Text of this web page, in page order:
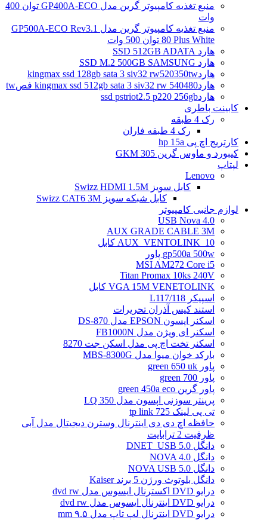
منبع تغذیه کامپیوتر گرین مدل GP400A-ECO توان 400
وات
منبع تغذیه کامپیوتر گرین مدل GP500A-ECO Rev3.1
80 Plus White توان 500 وات
هارد SSD 512GB ADATA
هارد SSD M.2 500GB SAMSUNG
هاردkingmax ssd 128gb sata 3 siv32 rw520350tw
هاردkingmax ssd 512gb sata 3 siv32 rw 540480 فصtw
هاردssd pstriot2.5 p220 256gb
کابینت باطری
رک 4 طبقه
رک 4 طبقه فاران
کارتریج اچ پی hp 15a
کیبورد و ماوس گرین GKM 305
لپتاپ
Lenovo
کابل سویز Swizz HDMI 1.5M
کابل شبکه سویز Swizz CAT6 3M
لوازم جانبی کامپیوتر
4.0 USB Nova
AUX GRADE CABLE 3M
AUX_VENTOLINK_10 کابل
gp500a 500w پاور
MSI AM272 Core i5
Titan Promax 10ks 240V
VGA 15M VENETOLINK کابل
اسپیکر L117/118
استند کیس آذران تحریرات
اسکنر اپسون EPSON مدل DS-870
اسکنر ای ویژن مدل FB1000N
اسکنر تخت اچ پی مدل اسکن جت 8270
بارکد خوان میوا مدل MBS-8300G
پاور green 650 uk
پاور green 700
پاور گرین green 450a eco
پرینتر سوزنی اپسون مدل LQ 350
تی پی لینک tp link 725
حافظه اچ دی دی اینترنال وسترن دیجیتال مدل آبی
ظرفیت 2 ترابایت
دانگل DNET_USB 5.0
دانگل NOVA 4.0
دانگل NOVA USB 5.0
دانگل بلوتوث ورژن 5 برند Kaiser
درایو DVD اکسترنال ایسوس مدل dvd rw
درایو DVD اینترنال ایسوس مدل dvd rw
درایو DVD اینترنال لپ تاپ مدل ۹.۵ mm